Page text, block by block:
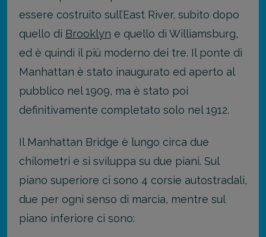
essere costruito sull’East River, subito dopo
quello di Brooklyn e quello di Williamsburg,
ed è quindi il più moderno dei tre. Il ponte di
Manhattan è stato inaugurato ed aperto al
pubblico nel 1909, ma è stato poi
definitivamente completato solo nel 1912.
Il Manhattan Bridge è lungo circa due
chilometri e si sviluppa su due piani. Sul
piano superiore ci sono 4 corsie autostradali,
due per ogni senso di marcia, mentre sul
piano inferiore ci sono: